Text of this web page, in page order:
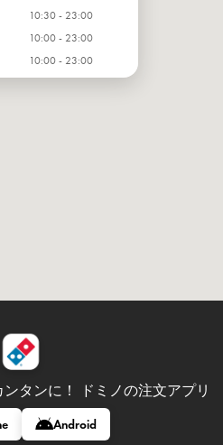
10:30 - 23:00
10:00 - 23:00
10:00 - 23:00
タンに！ ドミノの注文アプリ
Android